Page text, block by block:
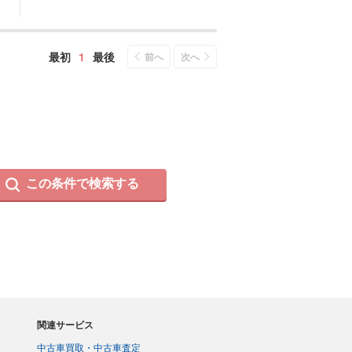
最初 1 最後 前へ 次へ
この条件で検索する
関連サービス
中古車買取・中古車査定